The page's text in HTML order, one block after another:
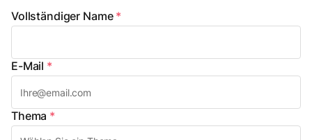
Vollständiger Name *
E-Mail *
Thema *